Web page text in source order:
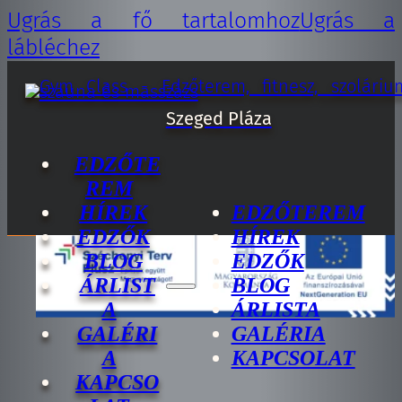
Ugrás a fő tartalomhozUgrás a
lábléchez
EDZŐTE
REM
HÍREK
EDZŐK
BLOG
ÁRLIST
A
GALÉRI
A
KAPCSO
EDZŐTEREM
HÍREK
EDZŐK
BLOG
ÁRLISTA
GALÉRIA
KAPCSOLAT